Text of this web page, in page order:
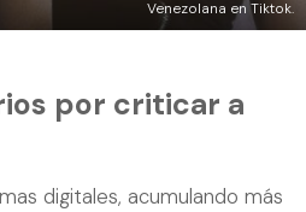
Venezolana en Tiktok.
por criticar a
digitales, acumulando más